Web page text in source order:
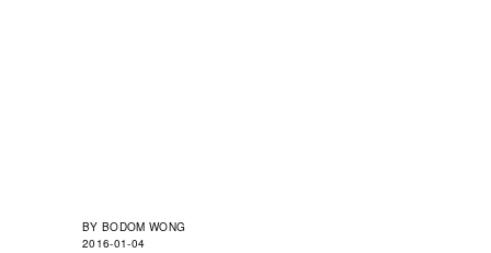
BY BODOM WONG
2016-01-04